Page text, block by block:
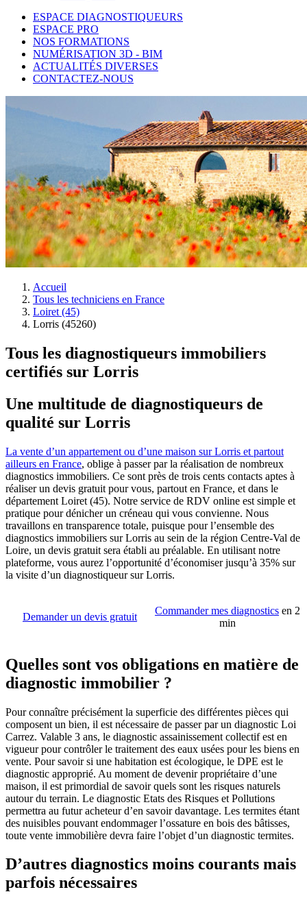
ESPACE DIAGNOSTIQUEURS
ESPACE PRO
NOS FORMATIONS
NUMÉRISATION 3D - BIM
ACTUALITÉS DIVERSES
CONTACTEZ-NOUS
Accueil
Tous les techniciens en France
Loiret (45)
Lorris (45260)
Tous les diagnostiqueurs immobiliers
certifiés sur Lorris
Une multitude de diagnostiqueurs de
qualité sur Lorris
La vente d’un appartement ou d’une maison sur Lorris et partout
ailleurs en France, oblige à passer par la réalisation de nombreux
diagnostics immobiliers. Ce sont près de trois cents contacts aptes à
réaliser un devis gratuit pour vous, partout en France, et dans le
département Loiret (45). Notre service de RDV online est simple et
pratique pour dénicher un créneau qui vous convienne. Nous
travaillons en transparence totale, puisque pour l’ensemble des
diagnostics immobiliers sur Lorris au sein de la région Centre-Val de
Loire, un devis gratuit sera établi au préalable. En utilisant notre
plateforme, vous aurez l’opportunité d’économiser jusqu’à 35% sur
la visite d’un diagnostiqueur sur Lorris.
Demander un devis gratuit
Commander mes diagnostics en 2
min
Quelles sont vos obligations en matière de
diagnostic immobilier ?
Pour connaître précisément la superficie des différentes pièces qui
composent un bien, il est nécessaire de passer par un diagnostic Loi
Carrez. Valable 3 ans, le diagnostic assainissement collectif est en
vigueur pour contrôler le traitement des eaux usées pour les biens en
vente. Pour savoir si une habitation est écologique, le DPE est le
diagnostic approprié. Au moment de devenir propriétaire d’une
maison, il est primordial de savoir quels sont les risques naturels
autour du terrain. Le diagnostic Etats des Risques et Pollutions
permettra au futur acheteur d’en savoir davantage. Les termites étant
des nuisibles pouvant endommager l’ossature en bois des bâtisses,
toute vente immobilière devra faire l’objet d’un diagnostic termites.
D’autres diagnostics moins courants mais
parfois nécessaires